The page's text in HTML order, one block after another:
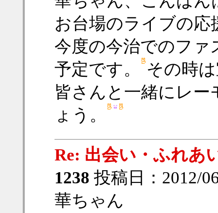
お台場のライブの
今度の今治でのファ
予定です。
その時
皆さんと一緒にレ
ょう。
Re: 出会い・ふれあ
1238 投稿日：2012/
華ちゃん